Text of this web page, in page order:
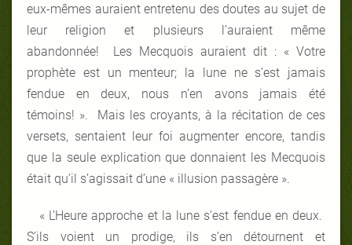
eux-mêmes auraient entretenu des doutes au sujet de
leur religion et plusieurs l’auraient même
abandonnée! Les Mecquois auraient dit : « Votre
prophète est un menteur; la lune ne s’est jamais
fendue en deux, nous n’en avons jamais été
témoins! ». Mais les croyants, à la récitation de ces
versets, sentaient leur foi augmenter encore, tandis
que la seule explication que donnaient les Mecquois
était qu’il s’agissait d’une « illusion passagère ».
« L’Heure approche et la lune s’est fendue en deux.
S’ils voient un prodige, ils s’en détournent et